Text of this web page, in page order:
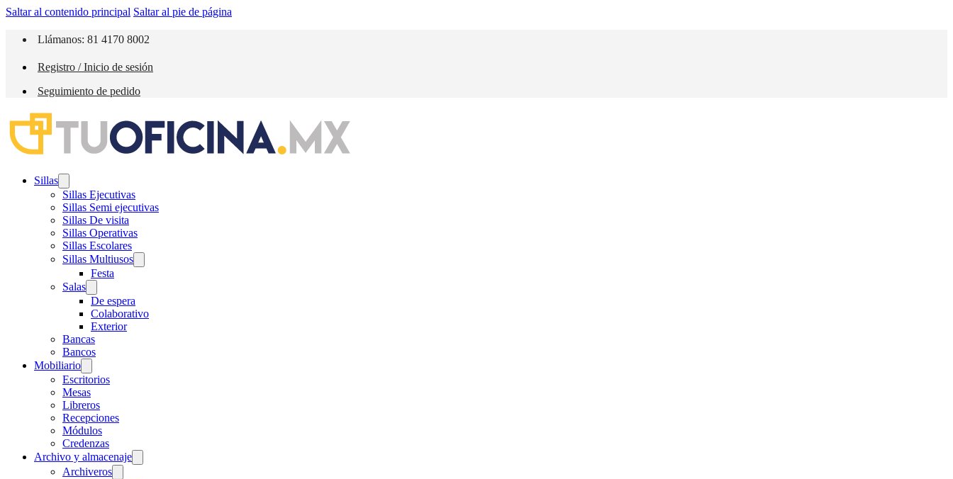
Saltar al contenido principal Saltar al pie de página
Llámanos: 81 4170 8002
Registro / Inicio de sesión
Seguimiento de pedido
Sillas
Sillas Ejecutivas
Sillas Semi ejecutivas
Sillas De visita
Sillas Operativas
Sillas Escolares
Sillas Multiusos
Festa
Salas
De espera
Colaborativo
Exterior
Bancas
Bancos
Mobiliario
Escritorios
Mesas
Libreros
Recepciones
Módulos
Credenzas
Archivo y almacenaje
Archiveros